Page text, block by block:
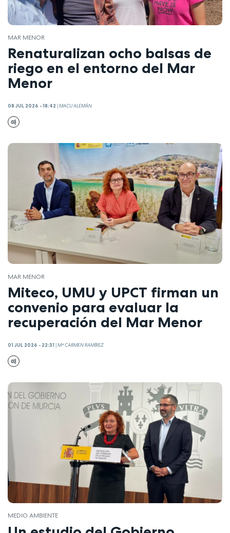
MAR MENOR
Renaturalizan ocho balsas de
riego en el entorno del Mar
Menor
08 JUL 2026 - 18:42 |MACU ALEMÁN
MAR MENOR
Miteco, UMU y UPCT firman un
convenio para evaluar la
recuperación del Mar Menor
01 JUL 2026 - 22:31 |Mª CARMEN RAMÍREZ
MEDIO AMBIENTE